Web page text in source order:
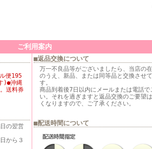
ご利用案内
便195
)●沖縄
送料券
の翌営
から３
■返品交換について
万一不良品等がございましたら、当店の
のうえ、新品、または同等品と交換させ
す。
商品到着後7日以内にメールまたは電話で
い。それを過ぎますと返品交換のご要望
くなりますので、ご了承ください。
■配送時間について